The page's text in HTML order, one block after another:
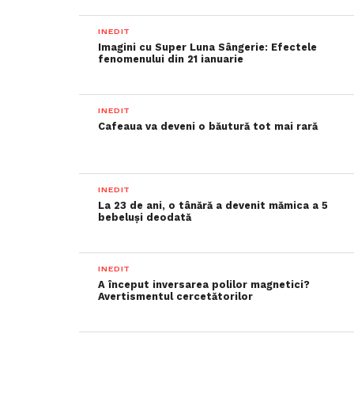
INEDIT
Imagini cu Super Luna Sângerie: Efectele
fenomenului din 21 ianuarie
INEDIT
Cafeaua va deveni o băutură tot mai rară
INEDIT
La 23 de ani, o tânără a devenit mămica a 5
bebeluși deodată
INEDIT
A început inversarea polilor magnetici?
Avertismentul cercetătorilor